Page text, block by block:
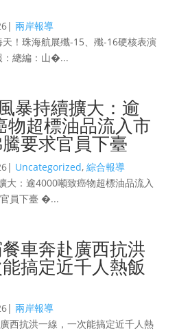
| 兩岸報導
！珠海航展殲-15、殲-16硬核表演
：總編：山�...
暴持續擴大：逾
物超標油品流入市
要求官員下臺
| Uncategorized, 綜合報導
大：逾4000噸致癌物超標油品流入
員下臺 �...
車奔赴廣西抗洪
搞定近千人熱飯
| 兩岸報導
西抗洪一線，一次能搞定近千人熱